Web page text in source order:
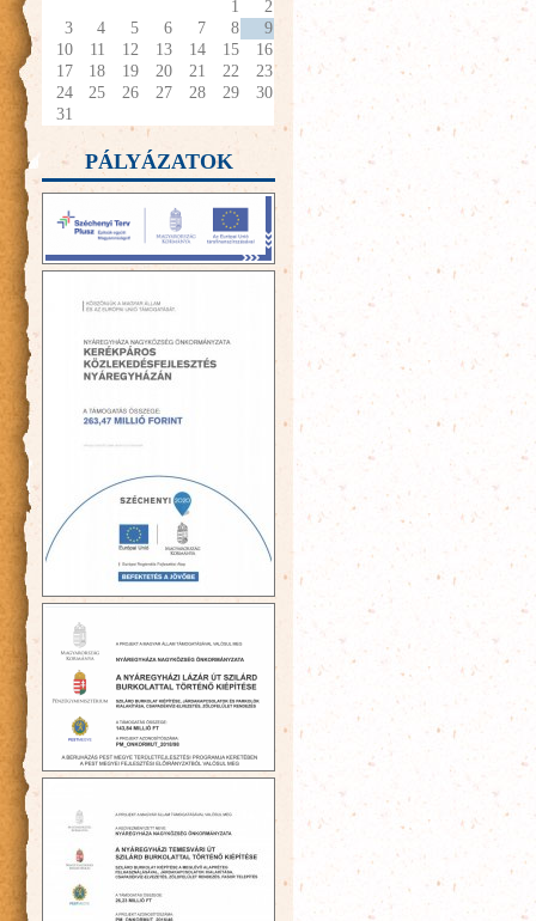
1
2
3
4 5 6 7 8
9
10
11 12 13 14 15
16
17
18 19 20 21 22
23
24
25 26 27 28 29
30
31
PÁLYÁZATOK